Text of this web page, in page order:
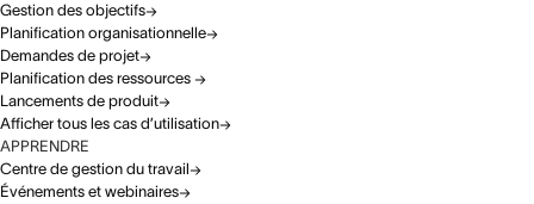
Gestion des objectifs
Planification organisationnelle
Demandes de projet
Planification des ressources
Lancements de produit
Afficher tous les cas d’utilisation
APPRENDRE
Centre de gestion du travail
Événements et webinaires